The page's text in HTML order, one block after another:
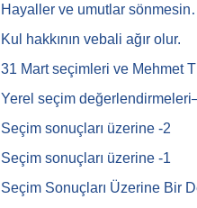
Hayaller ve umutlar
Kul hakkının vebali ağır olur.
31 Mart seçimleri ve Mehmet
Yerel seçim
Seçim sonuçları üzerine -2
Seçim sonuçları üzerine -1
Seçim Sonuçları Üzerine Bir